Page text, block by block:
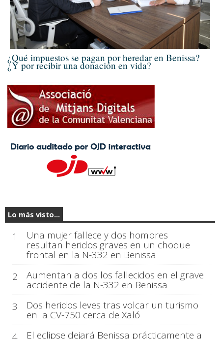
¿Qué impuestos se pagan por heredar en Benissa?
¿Y por recibir una donación en vida?
Lo más visto...
1 Una mujer fallece y dos hombres
resultan heridos graves en un choque
frontal en la N-332 en Benissa
2
Aumentan a dos los fallecidos en el grave
accidente de la N-332 en Benissa
3
Dos heridos leves tras volcar un turismo
en la CV-750 cerca de Xaló
El eclipse dejará Benissa prácticamente a